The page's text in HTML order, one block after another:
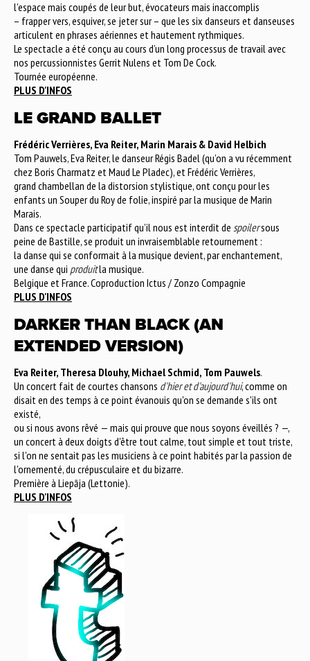
l’espace mais coupés de leur but, évocateurs mais inaccomplis
– frapper vers, esquiver, se jeter sur – que les six danseurs et danseuses
articulent en phrases aériennes et hautement rythmiques.
Le spectacle a été conçu au cours d’un long processus de travail avec
nos percussionnistes Gerrit Nulens et Tom De Cock.
Tournée européenne.
PLUS D'INFOS
LE GRAND BALLET
Frédéric Verrières, Eva Reiter, Marin Marais & David Helbich
Tom Pauwels, Eva Reiter, le danseur Régis Badel (qu’on a vu récemment
chez Boris Charmatz et Maud Le Pladec), et Frédéric Verrières,
grand chambellan de la distorsion stylistique, ont conçu pour les
enfants un Souper du Roy de folie, inspiré par la musique de Marin
Marais.
Dans ce spectacle participatif qu’il nous est interdit de spoilersous
peine de Bastille, se produit un invraisemblable retournement :
la danse qui se conformait à la musique devient, par enchantement,
une danse qui produitla musique.
Belgique et France. Coproduction Ictus / Zonzo Compagnie
PLUS D'INFOS
DARKER THAN BLACK (AN
EXTENDED VERSION)
Eva Reiter, Theresa Dlouhy, Michael Schmid, Tom Pauwels.
Un concert fait de courtes chansons d'hier et d'aujourd'hui, comme on
disait en des temps à ce point évanouis qu'on se demande s'ils ont
existé,
ou si nous avons rêvé — mais qui prouve que nous soyons éveillés ? —,
un concert à deux doigts d'être tout calme, tout simple et tout triste,
si l'on ne sentait pas les musiciens à ce point habités par la passion de
l'ornementé, du crépusculaire et du bizarre.
Première à Liepāja (Lettonie).
PLUS D'INFOS